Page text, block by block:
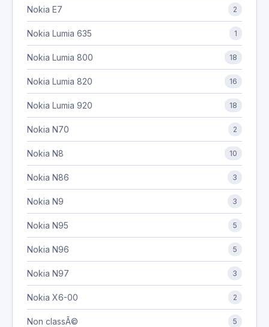
Nokia E7 2
Nokia Lumia 635 1
Nokia Lumia 800 18
Nokia Lumia 820 16
Nokia Lumia 920 18
Nokia N70 2
Nokia N8 10
Nokia N86 3
Nokia N9 3
Nokia N95 5
Nokia N96 5
Nokia N97 3
Nokia X6-00 2
Non classÃ© 5